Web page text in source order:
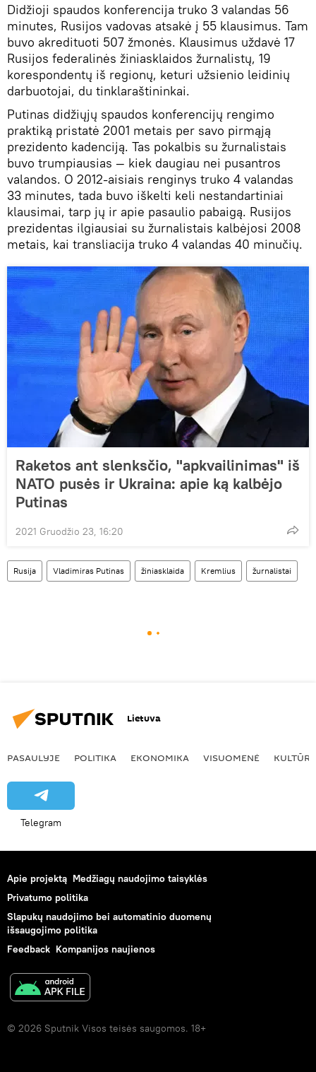
Didžioji spaudos konferencija truko 3 valandas 56
minutes, Rusijos vadovas atsakė į 55 klausimus. Tam
buvo akredituoti 507 žmonės. Klausimus uždavė 17
Rusijos federalinės žiniasklaidos žurnalistų, 19
korespondentų iš regionų, keturi užsienio leidinių
darbuotojai, du tinklaraštininkai.
Putinas didžiųjų spaudos konferencijų rengimo
praktiką pristatė 2001 metais per savo pirmąją
prezidento kadenciją. Tas pokalbis su žurnalistais
buvo trumpiausias — kiek daugiau nei pusantros
valandos. O 2012-aisiais renginys truko 4 valandas
33 minutes, tada buvo iškelti keli nestandartiniai
klausimai, tarp jų ir apie pasaulio pabaigą. Rusijos
prezidentas ilgiausiai su žurnalistais kalbėjosi 2008
metais, kai transliacija truko 4 valandas 40 minučių.
Raketos ant slenksčio, "apkvailinimas" iš
NATO pusės ir Ukraina: apie ką kalbėjo
Putinas
2021 Gruodžio 23, 16:20
Rusija Vladimiras Putinas žiniasklaida Kremlius žurnalistai
Lietuva
PASAULYJE POLITIKA EKONOMIKA VISUOMENĖ KULTŪRA
Telegram
Apie projektą Medžiagų naudojimo taisyklės
Privatumo politika
Slapukų naudojimo bei automatinio duomenų
išsaugojimo politika
Feedback Kompanijos naujienos
© 2026 Sputnik Visos teisės saugomos. 18+